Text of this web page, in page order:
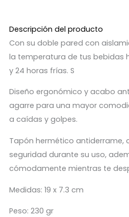
Descripción del producto
Con su doble pared con
la temperatura de tus bebidas
y 24 horas frías. S
Diseño ergonómico y acabo
agarre para una mayor
a caídas y golpes.
Tapón hermético antiderrame,
seguridad durante su uso,
cómodamente mientras te
Medidas: 19 x 7.3 cm
Peso: 230 gr